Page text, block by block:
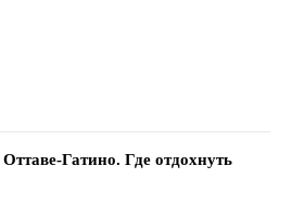
Гатино. Где отдохнуть